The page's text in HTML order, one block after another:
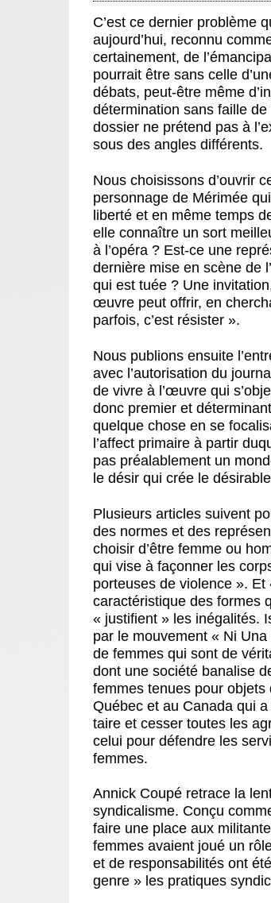
C’est ce dernier problème
aujourd’hui, reconnu
certainement, de
pourrait être sans celle
débats, peut-être même
détermination sans faille
dossier ne prétend pas à
sous des angles différents.
Nous choisissons d’ouvrir
personnage de Mérimée
liberté et en même temps
elle connaître un sort
à l’opéra ? Est-ce une
dernière mise en scène de
qui est tuée ? Une
œuvre peut offrir, en
parfois, c’est résister ».
Nous publions ensuite
avec l’autorisation du
de vivre à l’œuvre qui
donc premier et
quelque chose en se
l’affect primaire à partir
pas préalablement un
le désir qui crée le
Plusieurs articles suivent
des normes et des
choisir d’être femme ou
qui vise à façonner les
porteuses de violence ».
caractéristique des formes
« justifient » les inégalités.
par le mouvement « Ni
de femmes qui sont de
dont une société banalise
femmes tenues pour
Québec et au Canada qui
taire et cesser toutes les
celui pour défendre les
femmes.
Annick Coupé retrace la
syndicalisme. Conçu
faire une place aux
femmes avaient joué un
et de responsabilités ont
genre » les pratiques